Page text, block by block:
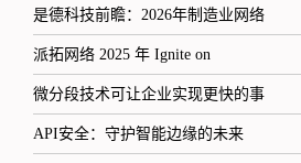
是德科技前瞻：2026年制造业网络
派拓网络 2025 年 Ignite on
微分段技术可让企业实现更快的事
API安全：守护智能边缘的未来